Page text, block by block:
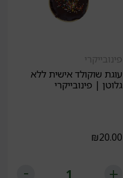
פינובייקרי
עוגת שוקולד אישית ללא
גלוטן | פינובייקרי
₪20.00